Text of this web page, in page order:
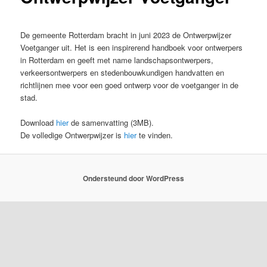
De gemeente Rotterdam bracht in juni 2023 de Ontwerpwijzer
Voetganger uit. Het is een inspirerend handboek voor ontwerpers
in Rotterdam en geeft met name landschapsontwerpers,
verkeersontwerpers en stedenbouwkundigen handvatten en
richtlijnen mee voor een goed ontwerp voor de voetganger in de
stad.
Download hierde samenvatting (3MB).
De volledige Ontwerpwijzer is hierte vinden.
Ondersteund door WordPress